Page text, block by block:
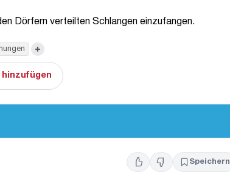
Dörfern verteilten Schlangen einzufangen.
+
hinzufügen
Speichern